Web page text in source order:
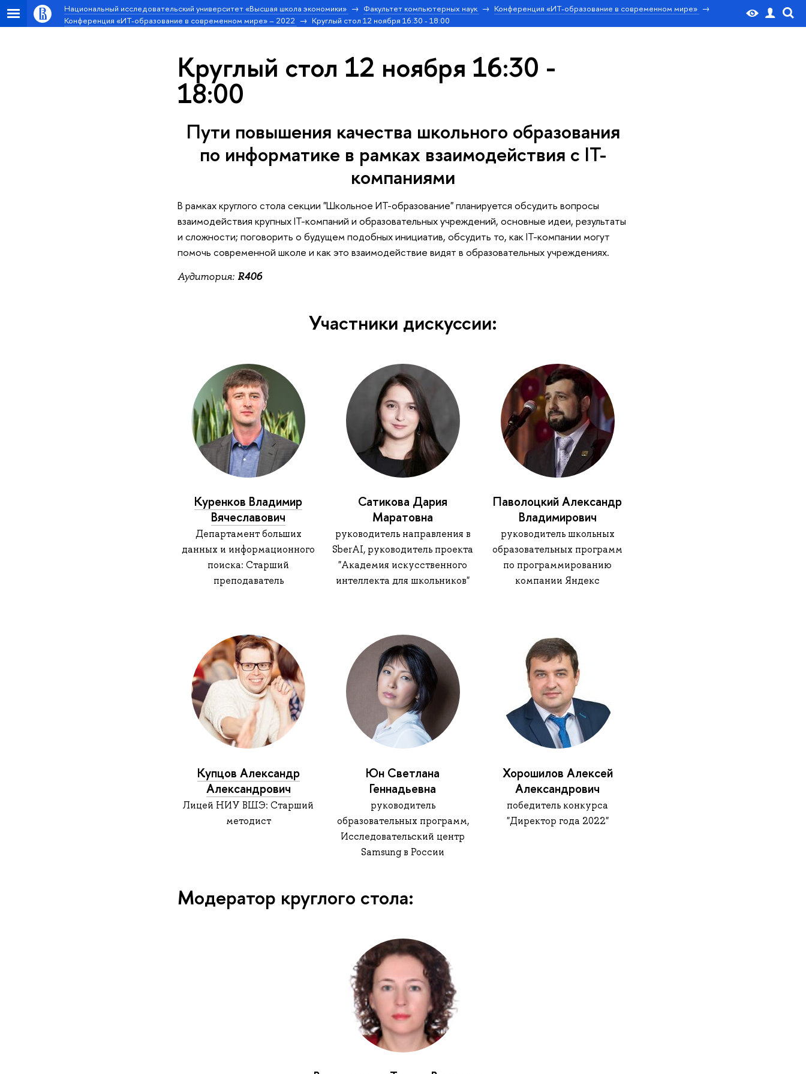
Национальный исследовательский университет «Высшая школа экономики» Факультет компьютерных наук
Конференция «ИТ-образование в современном мире»
Конференция «ИТ-образование в современном мире» – 2022
Круглый стол 12 ноября 16:30 - 18:00
Круглый стол 12 ноября 16:30 -
18:00
Пути повышения качества школьного образования
по информатике в рамках взаимодействия с IT-
компаниями
В рамках круглого стола секции "Школьное ИТ-образование" планируется обсудить вопросы
взаимодействия крупных IT-компаний и образовательных учреждений, основные идеи, результаты
и сложности; поговорить о будущем подобных инициатив, обсудить то, как IT-компании могут
помочь современной школе и как это взаимодействие видят в образовательных учреждениях.
Аудитория: R406
Участники дискуссии:
Куренков Владимир
Вячеславович
Департамент больших
данных и информационного
поиска: Старший
преподаватель
Купцов Александр
Александрович
Лицей НИУ ВШЭ: Старший
методист
Сатикова Дария
Маратовна
руководитель направления в
SberAI, руководитель проекта
"Академия искусственного
интеллекта для школьников"
Юн Светлана
Геннадьевна
руководитель
образовательных программ,
Исследовательский центр
Samsung в России
Паволоцкий Александр
Владимирович
руководитель школьных
образовательных программ
по программированию
компании Яндекс
Хорошилов Алексей
Александрович
победитель конкурса
"Директор года 2022"
Модератор круглого стола: